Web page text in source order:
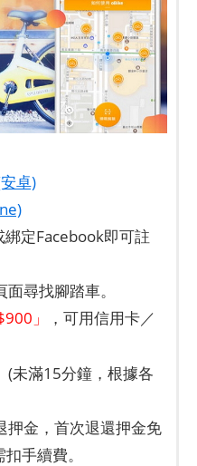
卓)
定Facebook即可註
尋找腳踏車。
」
，可用信用卡／
(未滿15分鐘，根據各
押金，首次退還押金免
手續費。